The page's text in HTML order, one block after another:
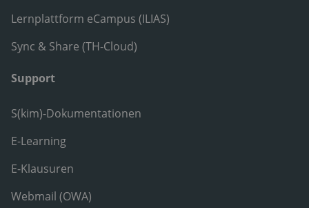
Lernplattform eCampus (ILIAS)
Sync & Share (TH-Cloud)
Support
S(kim)-Dokumentationen
E-Learning
E-Klausuren
Webmail (OWA)